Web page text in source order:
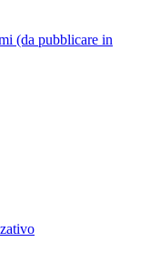
(da pubblicare in